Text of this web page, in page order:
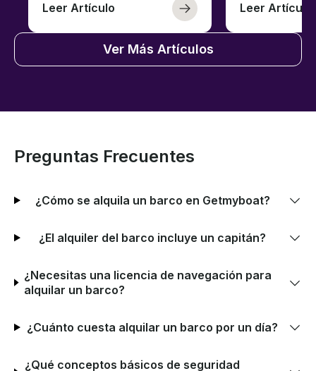
Leer Artículo Leer Artículo
Ver Más Artículos
Preguntas Frecuentes
¿Cómo se alquila un barco en Getmyboat?
¿El alquiler del barco incluye un capitán?
¿Necesitas una licencia de navegación para
alquilar un barco?
¿Cuánto cuesta alquilar un barco por un día?
¿Qué conceptos básicos de seguridad